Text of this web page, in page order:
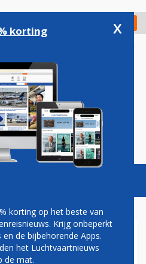
Check in
Vacatures
OP
korting x
korting op het beste van
Krijg onbeperkt
de bijbehorende Apps.
het Luchtvaartnieuws
de mat.